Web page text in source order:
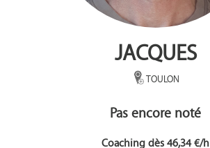
JACQUES
TOULON
Pas encore noté
Coaching dès 46,34 €/h